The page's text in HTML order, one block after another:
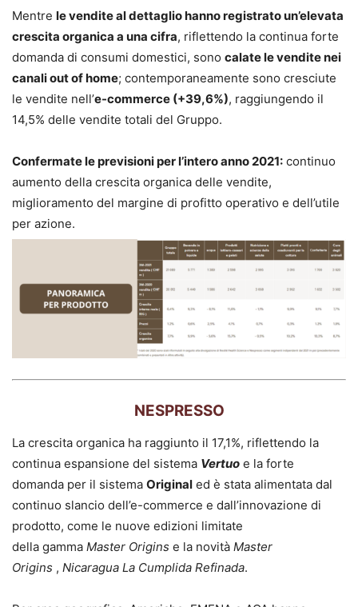
Mentre le vendite al dettaglio hanno registrato un’elevata
crescita organica a una cifra, riflettendo la continua forte
domanda di consumi domestici, sono calate le vendite nei
canali out of home; contemporaneamente sono cresciute
le vendite nell’e-commerce (+39,6%), raggiungendo il
14,5% delle vendite totali del Gruppo.
Confermate le previsioni per l’intero anno 2021: continuo
aumento della crescita organica delle vendite,
miglioramento del margine di profitto operativo e dell’utile
per azione.
NESPRESSO
La crescita organica ha raggiunto il 17,1%, riflettendo la
continua espansione del sistema Vertuo e la forte
domanda per il sistema Original ed è stata alimentata dal
continuo slancio dell’e-commerce e dall’innovazione di
prodotto, come le nuove edizioni limitate
della gamma Master Origins e la novità Master
Origins , Nicaragua La Cumplida Refinada.